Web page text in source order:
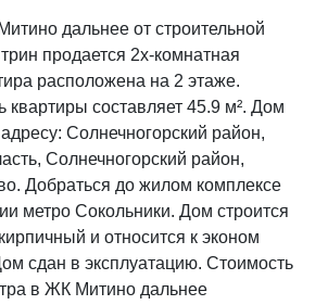
дальнее от строительной
продается 2х-комнатная
расположена на 2 этаже.
составляет 45.9 м². Дом
Солнечногорский район,
Солнечногорский район,
Добраться до жилом комплексе
метро Сокольники. Дом строится
и относится к эконом
сдан в эксплуатацию. Стоимость
в ЖК Митино дальнее